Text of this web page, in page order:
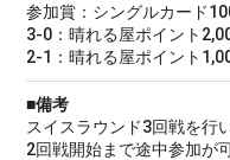
参加賞：シングルカード
3-0：晴れる屋ポイント
2-1：晴れる屋ポイント
■備考
スイスラウンド3回戦を行
2回戦開始まで途中参加が